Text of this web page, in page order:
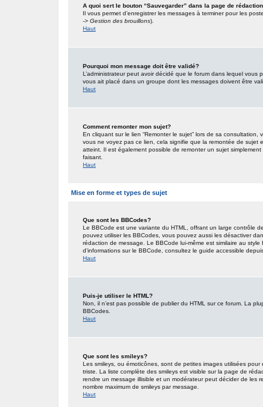
A quoi sert le bouton “Sauvegarder” dans la page de
Il vous permet d’enregistrer les messages à terminer pour les
-> Gestion des brouillons).
Haut
Pourquoi mon message doit être validé?
L’administrateur peut avoir décidé que le forum dans lequel
vous ait placé dans un groupe dont les messages doivent être
Haut
Comment remonter mon sujet?
En cliquant sur le lien “Remonter le sujet” lors de sa consultation,
vous ne voyez pas ce lien, cela signifie que la remontée de sujet
atteint. Il est également possible de remonter un sujet
faisant.
Haut
Mise en forme et types de sujet
Que sont les BBCodes?
Le BBCode est une variante du HTML, offrant un large contrôle
pouvez utiliser les BBCodes, vous pouvez aussi les désactiver
rédaction de message. Le BBCode lui-même est similaire au
d’informations sur le BBCode, consultez le guide accessible
Haut
Puis-je utiliser le HTML?
Non, il n’est pas possible de publier du HTML sur ce forum. La
BBCodes.
Haut
Que sont les smileys?
Les smileys, ou émoticônes, sont de petites images utilisées
triste. La liste complète des smileys est visible sur la page de
rendre un message illisible et un modérateur peut décider de les
nombre maximum de smileys par message.
Haut